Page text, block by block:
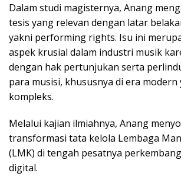
Dalam studi magisternya, Anang
tesis yang relevan dengan latar
yakni performing rights. Isu ini
aspek krusial dalam industri musik
dengan hak pertunjukan serta
para musisi, khususnya di era modern
kompleks.
Melalui kajian ilmiahnya, Anang
transformasi tata kelola Lembaga
(LMK) di tengah pesatnya
digital.